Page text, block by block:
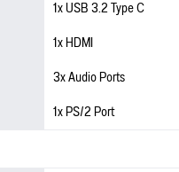
1x USB 3.2 Type C
1x HDMI
3x Audio Ports
1x PS/2 Port